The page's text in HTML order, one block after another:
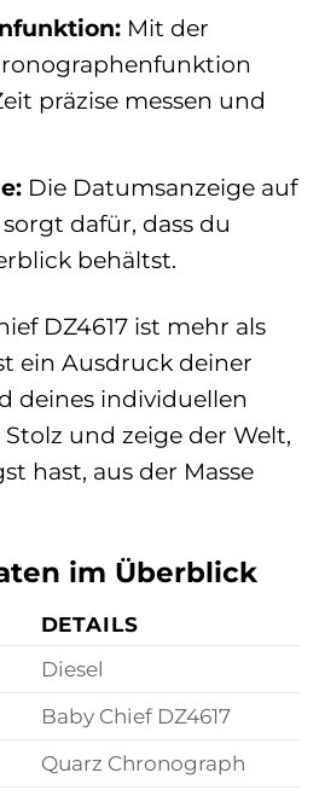
Mit der
präzise messen und
Die Datumsanzeige auf
dafür, dass du
behältst.
DZ4617 ist mehr als
ein Ausdruck deiner
deines individuellen
Stolz und zeige der Welt,
hast, aus der Masse
im Überblick
DETAILS
Diesel
Baby Chief DZ4617
Quarz Chronograph